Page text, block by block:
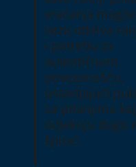
vraćanja
vezu otkriva
i potrebu za
autentičnom
povezanošću,
ostavljajući
sa pitanjima
odjekuju dugo
špice”.